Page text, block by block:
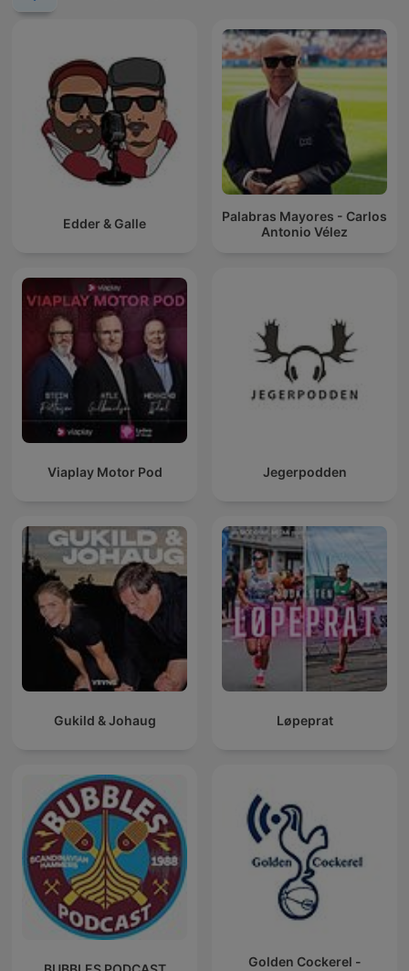
Edder & Galle
Palabras Mayores - Carlos
Antonio Vélez
Viaplay Motor Pod Jegerpodden
Gukild & Johaug Løpeprat
Golden Cockerel -